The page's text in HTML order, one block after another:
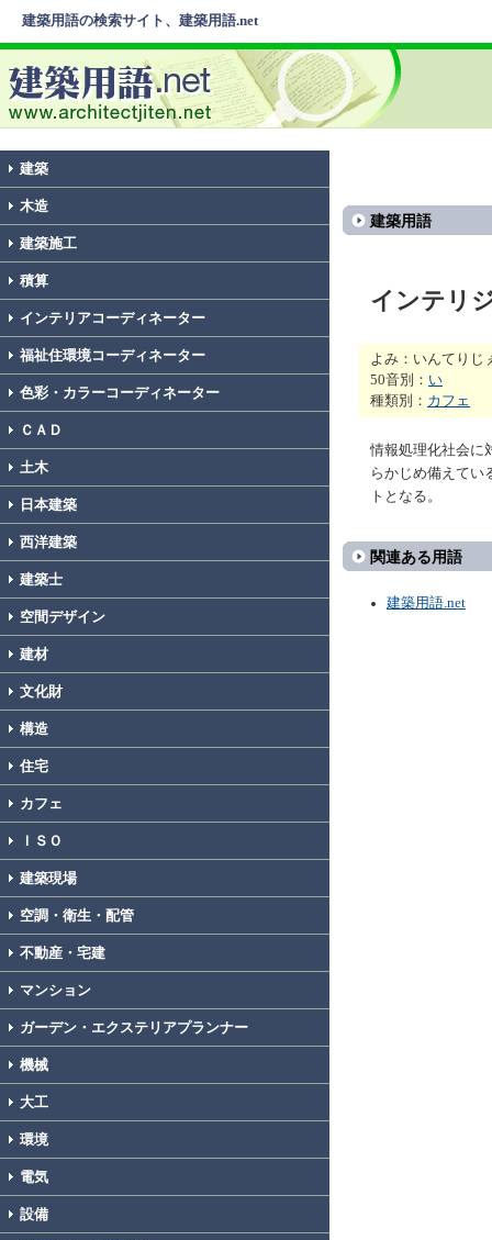
建築用語の検索サイト、建築用語.net
建築
木造
建築施工
積算
インテリアコーディネーター
福祉住環境コーディネーター
色彩・カラーコーディネーター
ＣＡＤ
土木
日本建築
西洋建築
建築士
空間デザイン
建材
文化財
構造
住宅
カフェ
ＩＳＯ
建築現場
空調・衛生・配管
不動産・宅建
マンション
ガーデン・エクステリアプランナー
機械
大工
環境
電気
設備
建築用語
インテリ
よみ：いんてりじ
50音別： い
種類別： カフェ
情報処理化社会に
らかじめ備えてい
トとなる。
関連ある用語
建築用語.net